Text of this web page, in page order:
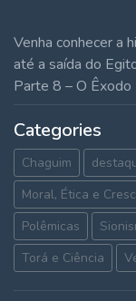
Venha conhecer a
até a saída do
Parte 8 – O Êxodo
Categories
Chaguim
Moral, Ética e
Polêmicas
Torá e Ciência